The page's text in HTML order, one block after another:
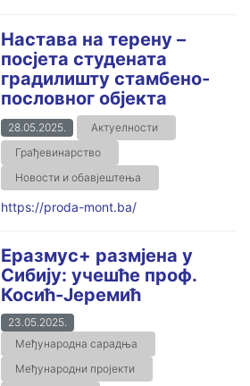
Настава на терену –
посјета студената
градилишту стамбено-
пословног објекта
28.05.2025.
Актуелности
Грађевинарство
Новости и обавјештења
https://proda-mont.ba/
Еразмус+ размјена у
Сибију: учешће проф.
Косић-Јеремић
23.05.2025.
Међународна сарадња
Међународни пројекти